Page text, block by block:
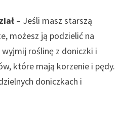
– Jeśli masz starszą
możesz ją podzielić na
roślinę z doniczki i
które mają korzenie i pędy.
doniczkach i